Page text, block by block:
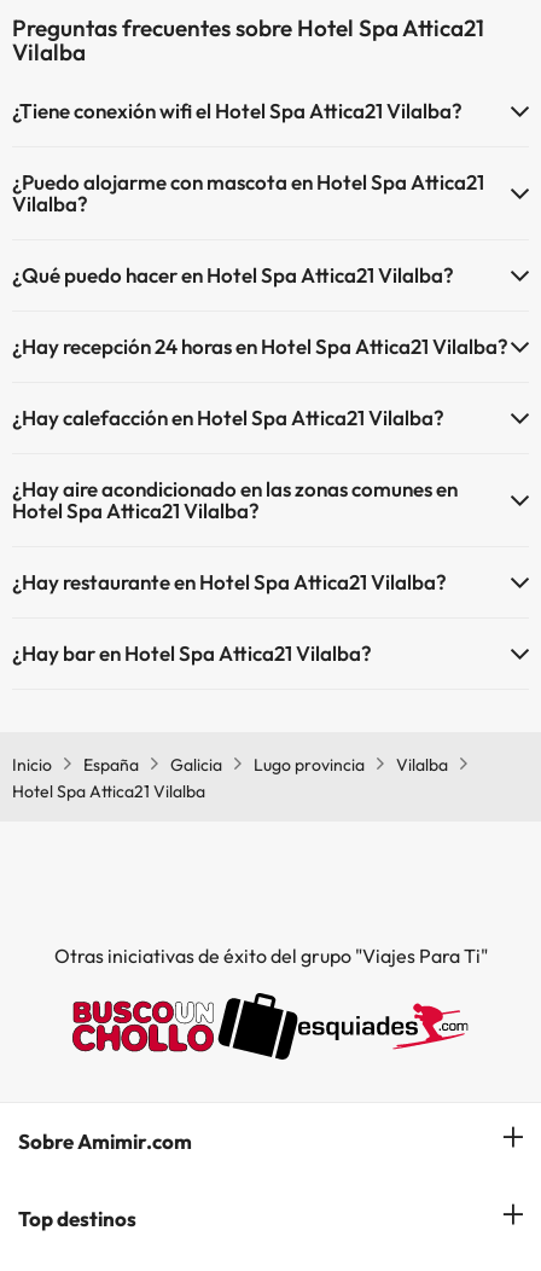
Preguntas frecuentes sobre Hotel Spa Attica21
Vilalba
¿Tiene conexión wifi el Hotel Spa Attica21 Vilalba?
¿Puedo alojarme con mascota en Hotel Spa Attica21
Vilalba?
¿Qué puedo hacer en Hotel Spa Attica21 Vilalba?
(algunas pueden ser de pago).
¿Hay recepción 24 horas en Hotel Spa Attica21 Vilalba?
¿Hay calefacción en Hotel Spa Attica21 Vilalba?
comunes.
¿Hay aire acondicionado en las zonas comunes en
Hotel Spa Attica21 Vilalba?
comunes.
¿Hay restaurante en Hotel Spa Attica21 Vilalba?
¿Hay bar en Hotel Spa Attica21 Vilalba?
Inicio España Galicia Lugo provincia
Vilalba
Hotel Spa Attica21 Vilalba
Otras iniciativas de éxito del grupo "Viajes Para Ti"
Sobre Amimir.com
¿Quiénes somos?
Top destinos